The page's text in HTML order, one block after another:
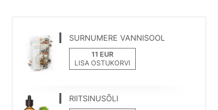
SURNUMERE VANNISOOL
LISA OSTUKORVI
RIITSINUSÕLI